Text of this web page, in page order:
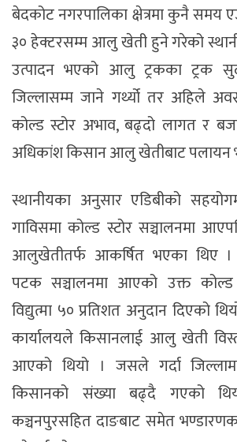
बेदकोट नगरपालिका क्षेत्रमा कुनै समय
३० हेक्टरसम्म आलु खेती हुने गरेको
उत्पादन भएको आलु ट्रकका ट्रक
जिल्लासम्म जाने गर्थ्यो तर अहिले
कोल्ड स्टोर अभाव, बढ्दो लागत र
अधिकांश किसान आलु खेतीबाट
स्थानीयका अनुसार एडिबीको
गाविसमा कोल्ड स्टोर सञ्चालनमा
आलुखेतीतर्फ आकर्षित भएका थिए ।
पटक सञ्चालनमा आएको उक्त कोल्ड
विद्युत्मा ५० प्रतिशत अनुदान दिएको
कार्यालयले किसानलाई आलु खेती
आएको थियो । जसले गर्दा
किसानको संख्या बढ्दै गएको
कञ्चनपुरसहित दाङबाट समेत